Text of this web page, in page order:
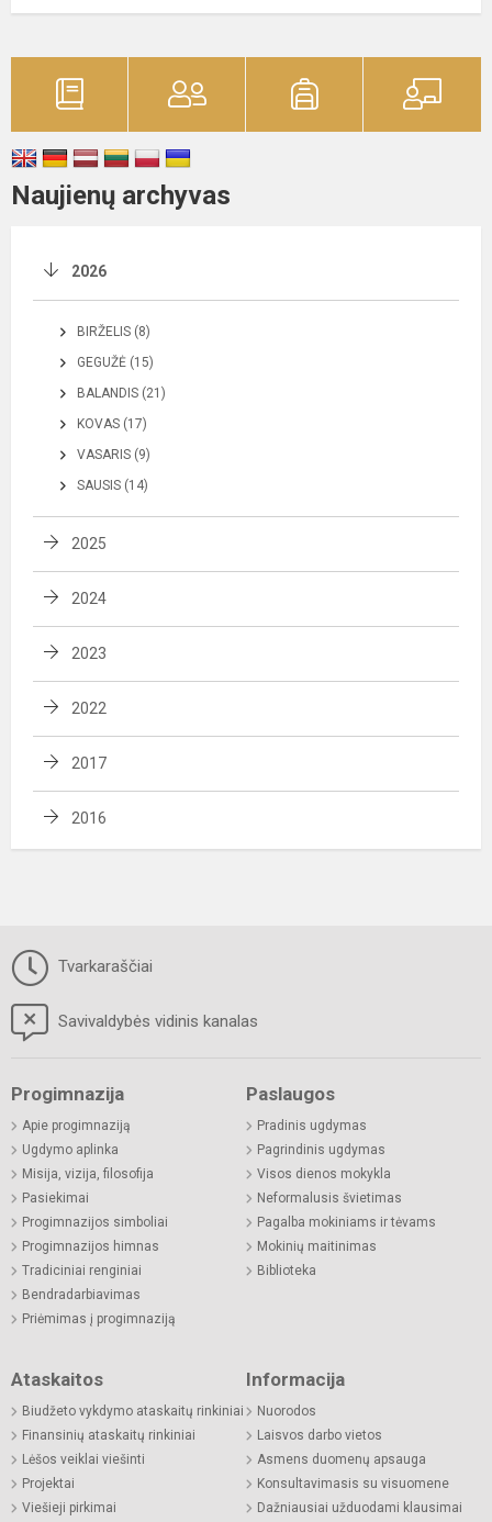
Naujienų archyvas
2026
BIRŽELIS (8)
GEGUŽĖ (15)
BALANDIS (21)
KOVAS (17)
VASARIS (9)
SAUSIS (14)
2025
2024
2023
2022
2017
2016
Tvarkaraščiai
Savivaldybės vidinis kanalas
Progimnazija
Apie progimnaziją
Ugdymo aplinka
Misija, vizija, filosofija
Pasiekimai
Progimnazijos simboliai
Progimnazijos himnas
Tradiciniai renginiai
Bendradarbiavimas
Priėmimas į progimnaziją
Paslaugos
Pradinis ugdymas
Pagrindinis ugdymas
Visos dienos mokykla
Neformalusis švietimas
Pagalba mokiniams ir tėvams
Mokinių maitinimas
Biblioteka
Ataskaitos
Biudžeto vykdymo ataskaitų rinkiniai
Finansinių ataskaitų rinkiniai
Lėšos veiklai viešinti
Projektai
Viešieji pirkimai
Informacija
Nuorodos
Laisvos darbo vietos
Asmens duomenų apsauga
Konsultavimasis su visuomene
Dažniausiai užduodami klausimai